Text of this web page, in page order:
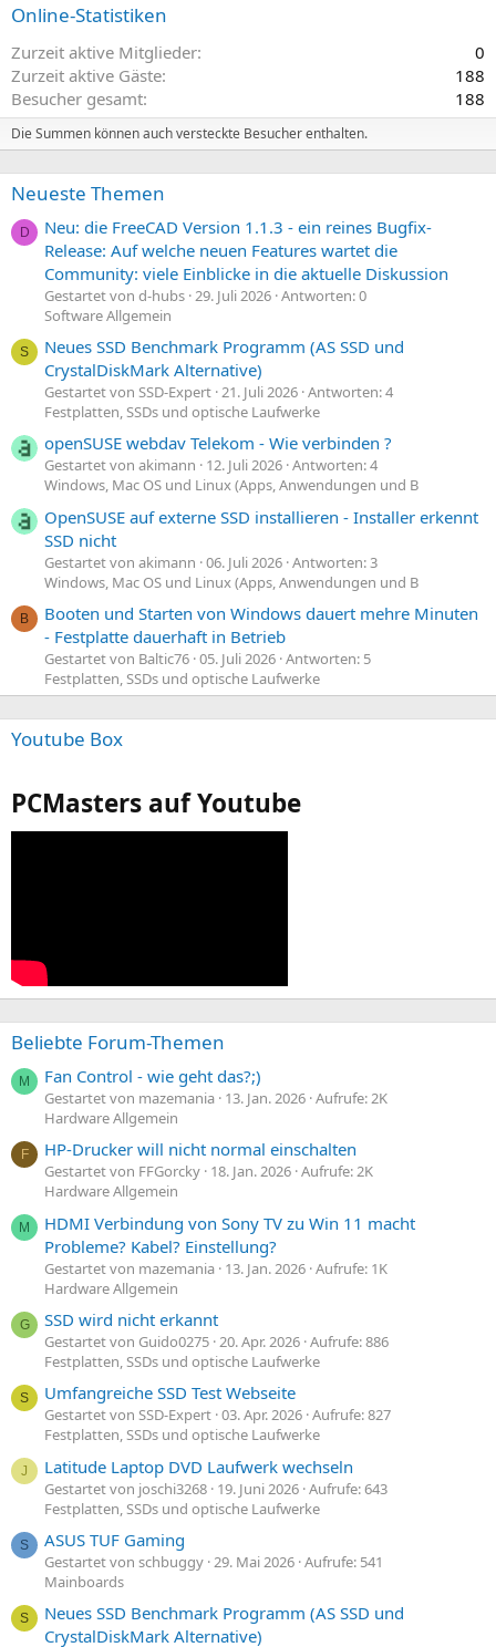
Online-Statistiken
Zurzeit aktive Mitglieder
0
Zurzeit aktive Gäste
188
Besucher gesamt
188
Die Summen können auch versteckte Besucher enthalten.
Neueste Themen
D
Neu: die FreeCAD Version 1.1.3 - ein reines Bugfix-
Release: Auf welche neuen Features wartet die
Community: viele Einblicke in die aktuelle Diskussion
Gestartet von d-hubs 29. Juli 2026 Antworten: 0
Software Allgemein
S
Neues SSD Benchmark Programm (AS SSD und
CrystalDiskMark Alternative)
Gestartet von SSD-Expert 21. Juli 2026 Antworten: 4
Festplatten, SSDs und optische Laufwerke
openSUSE webdav Telekom - Wie verbinden ?
Gestartet von akimann 12. Juli 2026 Antworten: 4
Windows, Mac OS und Linux (Apps, Anwendungen und B
OpenSUSE auf externe SSD installieren - Installer erkennt
SSD nicht
Gestartet von akimann 06. Juli 2026 Antworten: 3
Windows, Mac OS und Linux (Apps, Anwendungen und B
B
Booten und Starten von Windows dauert mehre Minuten
- Festplatte dauerhaft in Betrieb
Gestartet von Baltic76 05. Juli 2026 Antworten: 5
Festplatten, SSDs und optische Laufwerke
Youtube Box
PCMasters auf Youtube
Beliebte Forum-Themen
M Fan Control - wie geht das?;)
Gestartet von mazemania 13. Jan. 2026 Aufrufe: 2K
Hardware Allgemein
F HP-Drucker will nicht normal einschalten
Gestartet von FFGorcky 18. Jan. 2026 Aufrufe: 2K
Hardware Allgemein
M
HDMI Verbindung von Sony TV zu Win 11 macht
Probleme? Kabel? Einstellung?
Gestartet von mazemania 13. Jan. 2026 Aufrufe: 1K
Hardware Allgemein
G SSD wird nicht erkannt
Gestartet von Guido0275 20. Apr. 2026 Aufrufe: 886
Festplatten, SSDs und optische Laufwerke
S Umfangreiche SSD Test Webseite
Gestartet von SSD-Expert 03. Apr. 2026 Aufrufe: 827
Festplatten, SSDs und optische Laufwerke
J Latitude Laptop DVD Laufwerk wechseln
Gestartet von joschi3268 19. Juni 2026 Aufrufe: 643
Festplatten, SSDs und optische Laufwerke
S ASUS TUF Gaming
Gestartet von schbuggy 29. Mai 2026 Aufrufe: 541
Mainboards
S
Neues SSD Benchmark Programm (AS SSD und
CrystalDiskMark Alternative)